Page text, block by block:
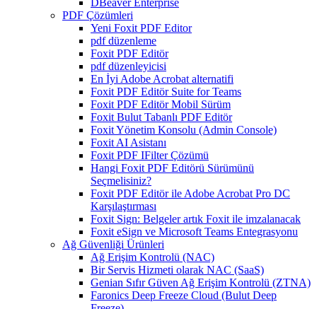
DBeaver Enterprise
PDF Çözümleri
Yeni Foxit PDF Editor
pdf düzenleme
Foxit PDF Editör
pdf düzenleyicisi
En İyi Adobe Acrobat alternatifi
Foxit PDF Editör Suite for Teams
Foxit PDF Editör Mobil Sürüm
Foxit Bulut Tabanlı PDF Editör
Foxit Yönetim Konsolu (Admin Console)
Foxit AI Asistanı
Foxit PDF IFilter Çözümü
Hangi Foxit PDF Editörü Sürümünü
Seçmelisiniz?
Foxit PDF Editör ile Adobe Acrobat Pro DC
Karşılaştırması
Foxit Sign: Belgeler artık Foxit ile imzalanacak
Foxit eSign ve Microsoft Teams Entegrasyonu
Ağ Güvenliği Ürünleri
Ağ Erişim Kontrolü (NAC)
Bir Servis Hizmeti olarak NAC (SaaS)
Genian Sıfır Güven Ağ Erişim Kontrolü (ZTNA)
Faronics Deep Freeze Cloud (Bulut Deep